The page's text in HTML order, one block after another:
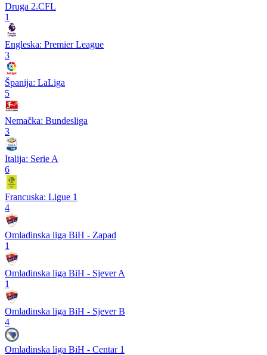
Druga 2.CFL
1
Engleska: Premier League
3
Španija: LaLiga
5
Nemačka: Bundesliga
3
Italija: Serie A
6
Francuska: Ligue 1
4
Omladinska liga BiH - Zapad
1
Omladinska liga BiH - Sjever A
1
Omladinska liga BiH - Sjever B
4
Omladinska liga BiH - Centar 1